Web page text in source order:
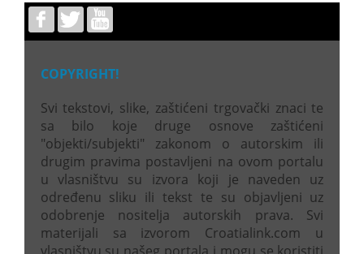
COPYRIGHT!
Svi tekstovi, slike, zaštićeni trgovački znaci te
sa bilo koje druge osnove zaštićeni
"objekti/subjekti" zakonom o autorskim ili
drugim pravima postavljeni na ovom portalu
u vlasništvu su izvora koji je naveden uz
određenu sliku ili tekst te su objavljeni uz
odobrenje nositelja autorskih prava. Svi
materijali sa izvorom Croatialink.com u